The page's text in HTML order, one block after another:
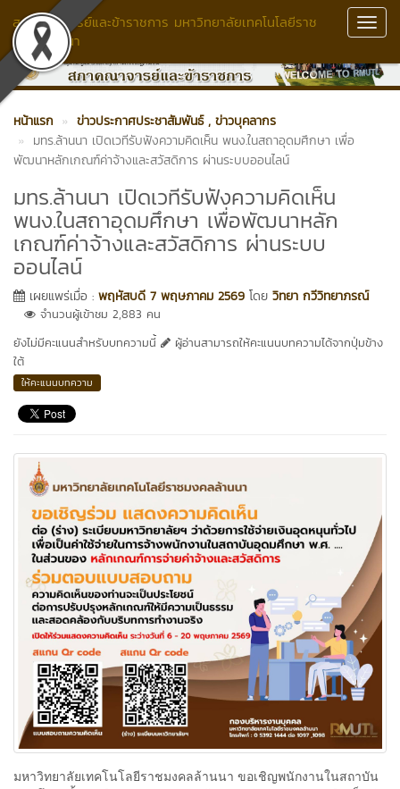
สภาคณาจารย์และข้าราชการ มหาวิทยาลัยเทคโนโลยีราช
มงคลล้านนา
หน้าแรก ข่าวประกาศประชาสัมพันธ์ , ข่าวบุคลากร
มทร.ล้านนา เปิดเวทีรับฟังความคิดเห็น พนง.ในสถาอุดมศึกษา เพื่อ
พัฒนาหลักเกณฑ์ค่าจ้างและสวัสดิการ ผ่านระบบออนไลน์
มทร.ล้านนา เปิดเวทีรับฟังความคิดเห็น
พนง.ในสถาอุดมศึกษา เพื่อพัฒนาหลัก
เกณฑ์ค่าจ้างและสวัสดิการ ผ่านระบบ
ออนไลน์
เผยแพร่เมื่อ : พฤหัสบดี 7 พฤษภาคม 2569 โดย วิทยา กวีวิทยาภรณ์
จำนวนผู้เข้าชม 2,883 คน
ยังไม่มีคะแนนสำหรับบทความนี้
ผู้อ่านสามารถให้คะแนนบทความได้จากปุ่มข้าง
ใต้
ให้คะแนนบทความ
มหาวิทยาลัยเทคโนโลยีราชมงคลล้านนา ขอเชิญพนักงานในสถาบัน